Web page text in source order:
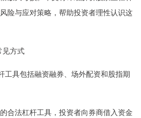
险与应对策略，帮助投资者理性认识这
见方式
工具包括融资融券、场外配资和股指期
合法杠杆工具，投资者向券商借入资金